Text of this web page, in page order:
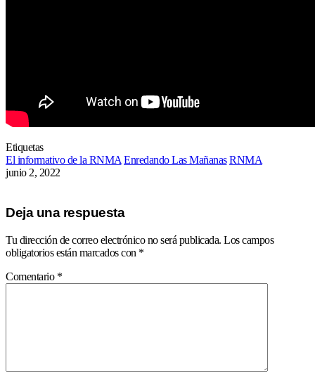
Etiquetas
El informativo de la RNMA Enredando Las Mañanas RNMA
junio 2, 2022
Deja una respuesta
Tu dirección de correo electrónico no será publicada. Los campos
obligatorios están marcados con *
Comentario *